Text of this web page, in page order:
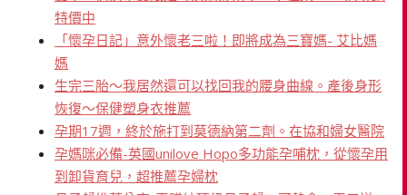
特價中
「懷孕日記」意外懷老三啦！即將成為三寶媽- 艾比媽
媽
生完三胎～我居然還可以找回我的腰身曲線。產後身形
恢復～保健塑身衣推薦
孕期17週，終於施打到莫德納第二劑。在協和婦女醫院
孕媽咪必備-英國unilove Hopo多功能孕哺枕，從懷孕用
到卸貨育兒，超推薦孕婦枕